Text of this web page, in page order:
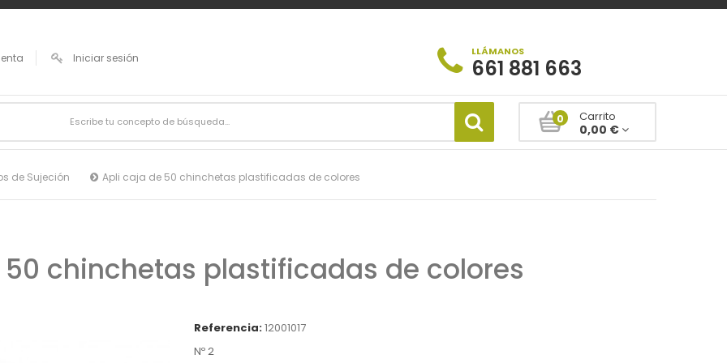
Iniciar sesión LLÁMANOS
661 881 663
0 Carrito
0,00 €
de Sujeción Apli caja de 50 chinchetas plastificadas de colores
chinchetas plastificadas de colores
Referencia:12001017
Nº 2